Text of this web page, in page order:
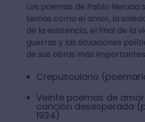
Los poemas de Pablo
temas como el amor, la
de la existencia, el final de la
guerras y las situaciones
de sus obras más
Crepusculario
Veinte poemas de
canción desesperada
1924)